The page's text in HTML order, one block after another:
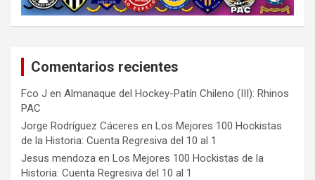
Comentarios recientes
Fco J en Almanaque del Hockey-Patín Chileno (III): Rhinos
PAC
Jorge Rodríguez Cáceres en Los Mejores 100 Hockistas
de la Historia: Cuenta Regresiva del 10 al 1
Jesus mendoza en Los Mejores 100 Hockistas de la
Historia: Cuenta Regresiva del 10 al 1